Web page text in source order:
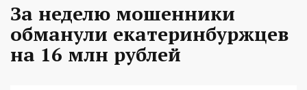
За неделю мошенники
обманули екатеринбуржцев
на 16 млн рублей